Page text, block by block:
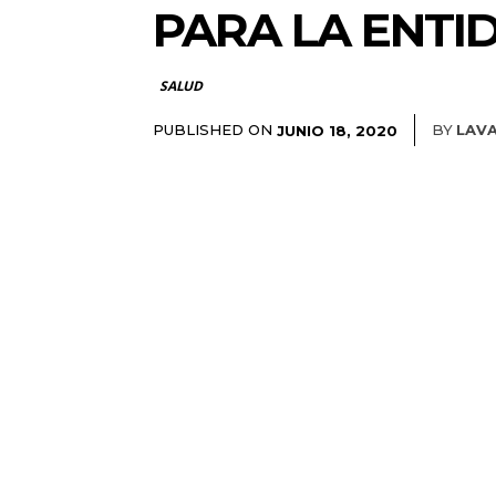
PARA LA
SALUD
PUBLISHED ON JUNIO 18, 2020 BY